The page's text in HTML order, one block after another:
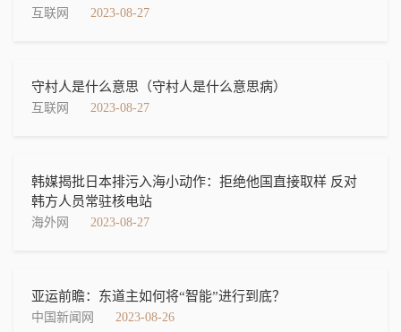
互联网 2023-08-27
守村人是什么意思（守村人是什么意思病）
互联网 2023-08-27
韩媒揭批日本排污入海小动作：拒绝他国直接取样 反对
韩方人员常驻核电站
海外网 2023-08-27
亚运前瞻：东道主如何将“智能”进行到底？
中国新闻网 2023-08-26